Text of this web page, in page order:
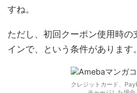
すね。
ただし、初回クーポン使用時の
インで、という条件があります。
クレジットカード、